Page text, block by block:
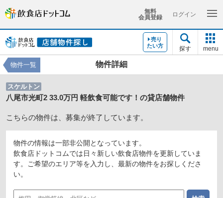
無料
会員登録
ログイン
売り
たい方
探す menu
物件詳細
物件一覧
スケルトン
八尾市光町2 33.0万円 軽飲食可能です！の貸店舗物件
こちらの物件は、募集が終了しています。
物件の情報は一部非公開となっています。
飲食店ドットコムでは日々新しい飲食店物件を更新していま
す。ご希望のエリア等を入力し、最新の物件をお探しくださ
い。